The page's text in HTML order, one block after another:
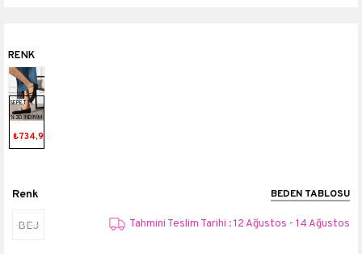
SEPETTE
%30 İNDİRİM
₺734,93
Renk BEDEN TABLOSU
BEJ Tahmini Teslim Tarihi : 12 Ağustos - 14 Ağustos